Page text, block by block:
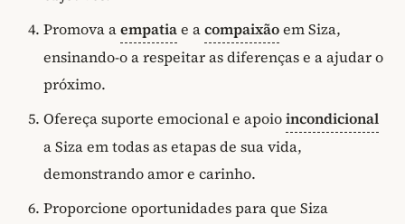
Promova aempatiae acompaixãoem Siza,
ensinando-o a respeitar as diferenças e a ajudar o
próximo.
Ofereça suporte emocional e apoioincondicional
a Siza em todas as etapas de sua vida,
demonstrando amor e carinho.
Proporcione oportunidades para que Siza